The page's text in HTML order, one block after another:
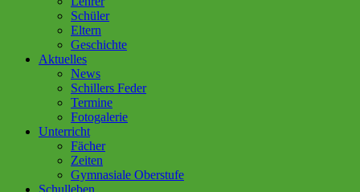
Schüler
Eltern
Geschichte
Aktuelles
News
Schillers Feder
Termine
Fotogalerie
Unterricht
Fächer
Zeiten
Gymnasiale Oberstufe
Schulleben